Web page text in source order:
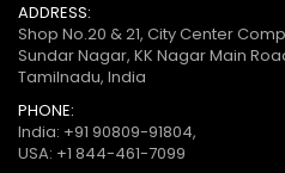
ADDRESS:
Shop No.20 & 21, City Center
Sundar Nagar, KK Nagar Main
Tamilnadu, India
PHONE:
India: +91 90809-91804,
USA: +1 844-461-7099